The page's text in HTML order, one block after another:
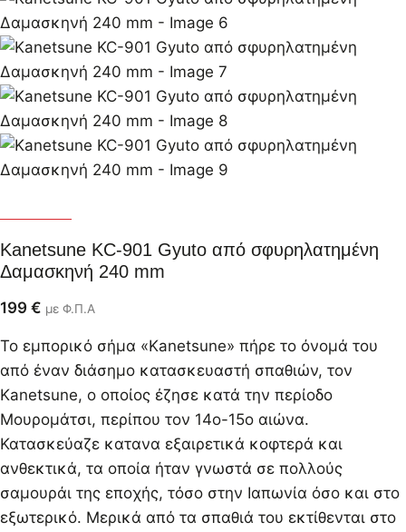
Kanetsune KC-901 Gyuto από σφυρηλατημένη
Δαμασκηνή 240 mm
199 € με Φ.Π.Α
Το εμπορικό σήμα «Kanetsune» πήρε το όνομά του
από έναν διάσημο κατασκευαστή σπαθιών, τον
Kanetsune, ο οποίος έζησε κατά την περίοδο
Μουρομάτσι, περίπου τον 14ο-15ο αιώνα.
Κατασκεύαζε κατανα εξαιρετικά κοφτερά και
ανθεκτικά, τα οποία ήταν γνωστά σε πολλούς
σαμουράι της εποχής, τόσο στην Ιαπωνία όσο και στο
εξωτερικό. Μερικά από τα σπαθιά του εκτίθενται στο